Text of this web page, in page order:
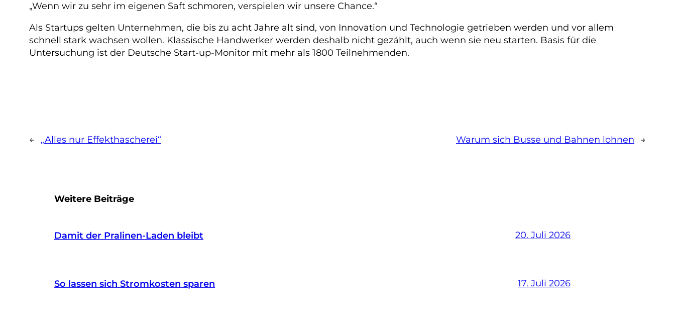
„Wenn wir zu sehr im eigenen Saft schmoren, verspielen wir unsere Chance.“
Als Startups gelten Unternehmen, die bis zu acht Jahre alt sind, von Innovation und Technologie getrieben werden und vor allem
schnell stark wachsen wollen. Klassische Handwerker werden deshalb nicht gezählt, auch wenn sie neu starten. Basis für die
Untersuchung ist der Deutsche Start-up-Monitor mit mehr als 1800 Teilnehmenden.
← „Alles nur Effekthascherei“ Warum sich Busse und Bahnen lohnen →
Weitere Beiträge
Damit der Pralinen-Laden bleibt 20. Juli 2026
So lassen sich Stromkosten sparen 17. Juli 2026